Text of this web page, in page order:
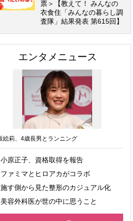
票＞【教えて！ みんなの
衣食住「みんなの暮らし調
査隊」結果発表 第615回】
エンタメニュース
絵莉、4歳長男とランニング
小原正子、資格取得を報告
ファミマとヒロアカがコラボ
施す側から見た整形のカジュアル化
美容外科医が世の中に思うこと